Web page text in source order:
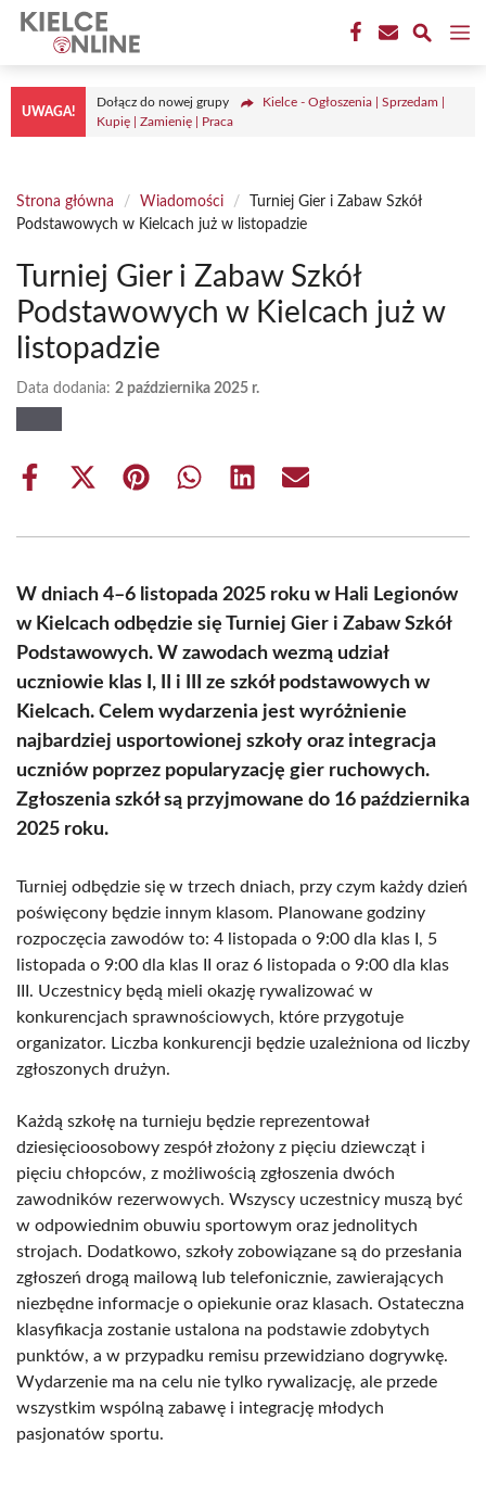
Przejdź
treści
UWAGA!
Dołącz do nowej grupy
Kielce - Ogłoszenia | Sprzedam |
Kupię | Zamienię | Praca
Strona główna / Wiadomości /
Turniej Gier i Zabaw Szkół
Podstawowych w Kielcach już w listopadzie
Turniej Gier i Zabaw Szkół
Podstawowych w Kielcach już w
listopadzie
Data dodania: 2 października 2025 r.
Share
Share
(Twitter)
Share Share Share Share
W dniach 4–6 listopada 2025 roku w Hali Legionów
w Kielcach odbędzie się Turniej Gier i Zabaw Szkół
Podstawowych. W zawodach wezmą udział
uczniowie klas I, II i III ze szkół podstawowych w
Kielcach. Celem wydarzenia jest wyróżnienie
najbardziej usportowionej szkoły oraz integracja
uczniów poprzez popularyzację gier ruchowych.
Zgłoszenia szkół są przyjmowane do 16 października
2025 roku.
Turniej odbędzie się w trzech dniach, przy czym każdy dzień
poświęcony będzie innym klasom. Planowane godziny
rozpoczęcia zawodów to: 4 listopada o 9:00 dla klas I, 5
listopada o 9:00 dla klas II oraz 6 listopada o 9:00 dla klas
III. Uczestnicy będą mieli okazję rywalizować w
konkurencjach sprawnościowych, które przygotuje
organizator. Liczba konkurencji będzie uzależniona od liczby
zgłoszonych drużyn.
Każdą szkołę na turnieju będzie reprezentował
dziesięcioosobowy zespół złożony z pięciu dziewcząt i
pięciu chłopców, z możliwością zgłoszenia dwóch
zawodników rezerwowych. Wszyscy uczestnicy muszą być
w odpowiednim obuwiu sportowym oraz jednolitych
strojach. Dodatkowo, szkoły zobowiązane są do przesłania
zgłoszeń drogą mailową lub telefonicznie, zawierających
niezbędne informacje o opiekunie oraz klasach. Ostateczna
klasyfikacja zostanie ustalona na podstawie zdobytych
punktów, a w przypadku remisu przewidziano dogrywkę.
Wydarzenie ma na celu nie tylko rywalizację, ale przede
wszystkim wspólną zabawę i integrację młodych
pasjonatów sportu.